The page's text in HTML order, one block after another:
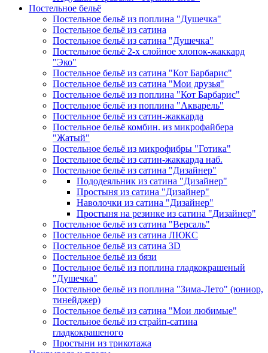
Постельное бельё
Постельное бельё из поплина "Душечка"
Постельное бельё из сатина
Постельное бельё из сатина "Душечка"
Постельное бельё 2-х слойное хлопок-жаккард
"Эко"
Постельное бельё из сатина "Кот Барбарис"
Постельное бельё из сатина "Мои друзья"
Постельное бельё из поплина "Кот Барбарис"
Постельное бельё из поплина "Акварель"
Постельное бельё из сатин-жаккарда
Постельное бельё комбин. из микрофайбера
"Жатый"
Постельное бельё из микрофибры "Готика"
Постельное бельё из сатин-жаккарда наб.
Постельное бельё из сатина "Дизайнер"
Пододеяльник из сатина "Дизайнер"
Простыня из сатина "Дизайнер"
Наволочки из сатина "Дизайнер"
Простыня на резинке из сатина "Дизайнер"
Постельное бельё из сатина "Версаль"
Постельное бельё из сатина ЛЮКС
Постельное бельё из сатина 3D
Постельное бельё из бязи
Постельное бельё из поплина гладкокрашеный
"Душечка"
Постельное бельё из поплина "Зима-Лето" (юниор,
тинейджер)
Постельное бельё из сатина "Мои любимые"
Постельное бельё из страйп-сатина
гладкокрашеного
Простыни из трикотажа